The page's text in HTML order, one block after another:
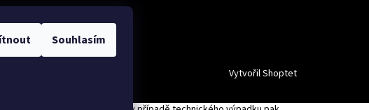
Souhlasím
Vytvořil Shoptet